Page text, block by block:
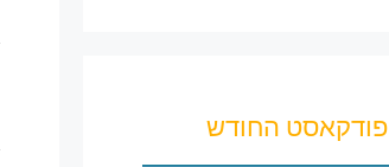
פודקאסט החודש